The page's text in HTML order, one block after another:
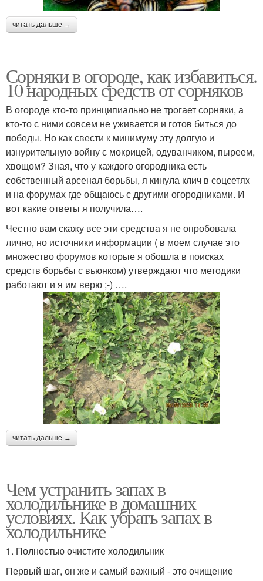
читать дальше →
Сорняки в огороде, как избавиться.
10 народных средств от сорняков
В огороде кто-то принципиально не трогает сорняки, а
кто-то с ними совсем не уживается и готов биться до
победы. Но как свести к минимуму эту долгую и
изнурительную войну с мокрицей, одуванчиком, пыреем,
хвощом? Зная, что у каждого огородника есть
собственный арсенал борьбы, я кинула клич в соцсетях
и на форумах где общаюсь с другими огородниками. И
вот какие ответы я получила….
Честно вам скажу все эти средства я не опробовала
лично, но источники информации ( в моем случае это
множество форумов которые я обошла в поисках
средств борьбы с вьюнком) утверждают что методики
работают и я им верю ;-) ….
читать дальше →
Чем устранить запах в
холодильнике в домашних
условиях. Как убрать запах в
холодильнике
1. Полностью очистите холодильник
Первый шаг, он же и самый важный - это очищение